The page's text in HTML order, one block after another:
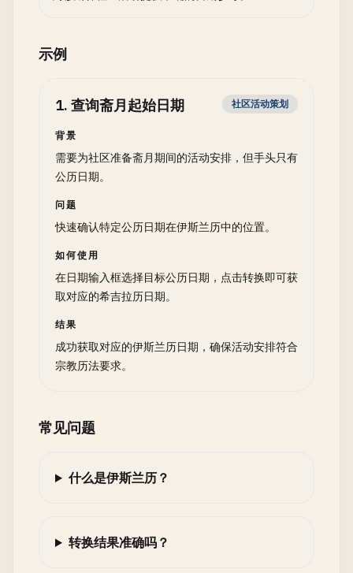
示例
1. 查询斋月起始日期 社区活动策划
背景
需要为社区准备斋月期间的活动安排，但手头只有
公历日期。
问题
快速确认特定公历日期在伊斯兰历中的位置。
如何使用
在日期输入框选择目标公历日期，点击转换即可获
取对应的希吉拉历日期。
结果
成功获取对应的伊斯兰历日期，确保活动安排符合
宗教历法要求。
常见问题
什么是伊斯兰历？
转换结果准确吗？